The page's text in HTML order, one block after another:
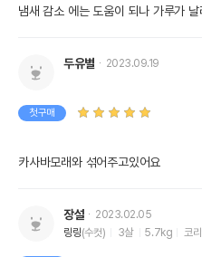
냄새 감소 에는 도움이 되나 가루가
두유별 2023.09.19
첫구매
카사바모래와 섞어주고있어요
장설
2023.02.05
링링(수컷) 3살 5.7kg 코